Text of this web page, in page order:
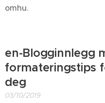
omhu.
en-Blogginnlegg
formateringstips
deg
03/10/2019